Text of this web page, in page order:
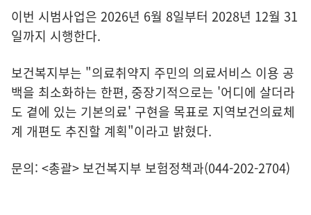
이번 시범사업은 2026년 6월 8일부터 2028년 12월 31
일까지 시행한다.
보건복지부는 "의료취약지 주민의 의료서비스 이용 공
백을 최소화하는 한편, 중장기적으로는 '어디에 살더라
도 곁에 있는 기본의료' 구현을 목표로 지역보건의료체
계 개편도 추진할 계획"이라고 밝혔다.
문의: <총괄> 보건복지부 보험정책과(044-202-2704)